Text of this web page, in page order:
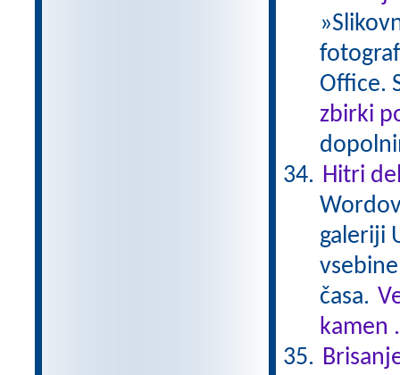
Office.
zbirki
Hitri
galeriji
časa.
kamen